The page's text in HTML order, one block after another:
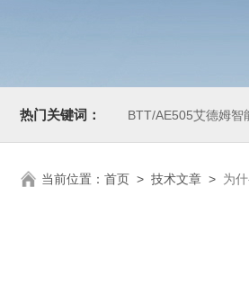
热门关键词： BTT/AE505艾德姆智
当前位置： 首页 > 技术文章 > 为